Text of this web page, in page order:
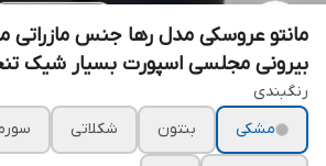
مانتو عروسکی مدل رها جنس مازراتی
بیرونی مجلسی اسپورت بسیار شیک
رنگبندی
مشکی
بنتون شکلاتی